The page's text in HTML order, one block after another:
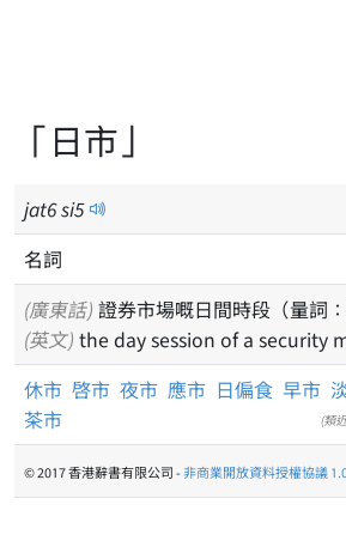
「日市」
jat6si5
名詞
(廣東話) 證券市場嘅日間時段（量詞：
(英文) the day session of a security
休市 啓市 夜市 應市 日偏食 早市
茶市
(類
© 2017 香港辭書有限公司 -非商業開放資料授權協議